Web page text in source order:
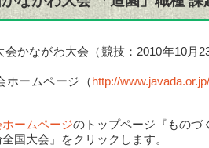
かながわ大会（競技：2010年10月
ームページ（http://
ームページのトップページ『ものづ
国大会』をクリックします。